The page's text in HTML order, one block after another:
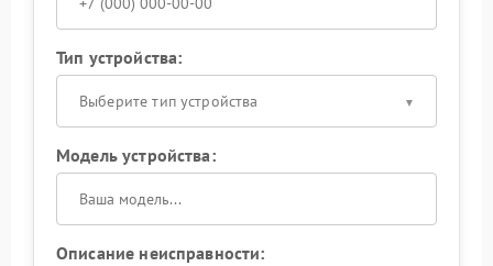
Тип устройства:
Выберите тип устройства
Модель устройства:
Описание неисправности: